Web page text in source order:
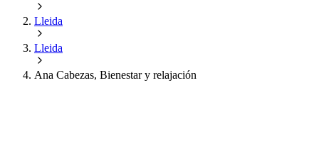
Lleida
Lleida
Ana Cabezas, Bienestar y relajación